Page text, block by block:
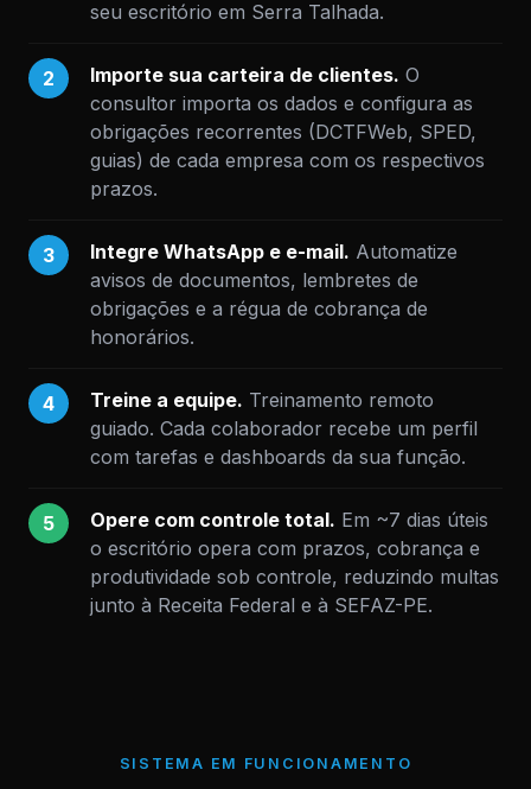
seu escritório em Serra Talhada.
2 Importe sua carteira de clientes. O
consultor importa os dados e configura as
obrigações recorrentes (DCTFWeb, SPED,
guias) de cada empresa com os respectivos
prazos.
3 Integre WhatsApp e e-mail. Automatize
avisos de documentos, lembretes de
obrigações e a régua de cobrança de
honorários.
4 Treine a equipe. Treinamento remoto
guiado. Cada colaborador recebe um perfil
com tarefas e dashboards da sua função.
5 Opere com controle total. Em ~7 dias úteis
o escritório opera com prazos, cobrança e
produtividade sob controle, reduzindo multas
junto à Receita Federal e à SEFAZ-PE.
SISTEMA EM FUNCIONAMENTO